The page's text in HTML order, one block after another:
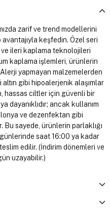
zarif ve trend modellerini
keşfedin. Özel seri
ileri kaplama teknolojileri
kaplama işlemleri, ürünlerin
Alerji yapmayan malzemelerden
gibi hipoalerjenik alaşımlar
hassas ciltler için güvenli bir
dayanıklıdır; ancak kullanım
ve dezenfektan gibi
sayede, ürünlerin parlaklığı
saat 16:00 ya kadar
edilir. (İndirim dönemleri ve
uzayabilir.)